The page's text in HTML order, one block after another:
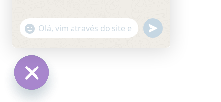
"+CHATY_SETTINGS.LANG.EMOJI_PICKER+"
WhatsApp
UNDEFINED